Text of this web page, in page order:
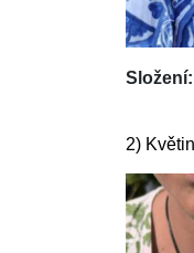
Složení:
2)